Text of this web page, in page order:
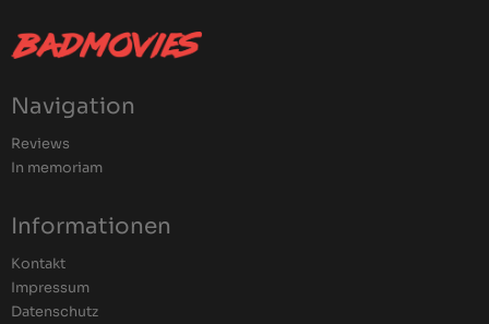
Navigation
Reviews
In memoriam
Informationen
Kontakt
Impressum
Datenschutz